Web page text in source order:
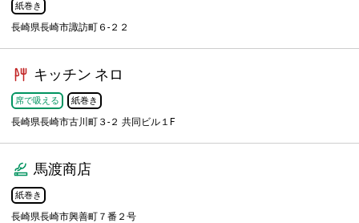
紙巻き
長崎県長崎市諏訪町６-２２
キッチン ネロ
席で吸える 紙巻き
長崎県長崎市古川町３-２ 共同ビル１F
馬渡商店
紙巻き
長崎県長崎市興善町７番２号